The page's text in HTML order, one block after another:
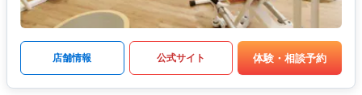
店舗情報 公式サイト 体験・相談予約